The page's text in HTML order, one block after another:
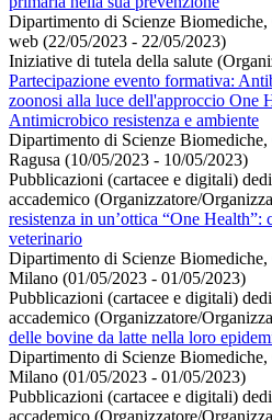
Dipartimento di Scienze
web (22/05/2023 - 22/05/2023)
Iniziative di tutela della salute
Partecipazione evento formativa:
zoonosi alla luce dell'approccio One
Antimicrobico resistenza e ambiente
Dipartimento di Scienze
Ragusa (10/05/2023 - 10/05/2023)
Pubblicazioni (cartacee e digitali)
accademico (Organizzatore/
resistenza in un’ottica “One Health”:
veterinario
Dipartimento di Scienze
Milano (01/05/2023 - 01/05/2023)
Pubblicazioni (cartacee e digitali)
accademico (Organizzatore/
delle bovine da latte nella loro
Dipartimento di Scienze
Milano (01/05/2023 - 01/05/2023)
Pubblicazioni (cartacee e digitali)